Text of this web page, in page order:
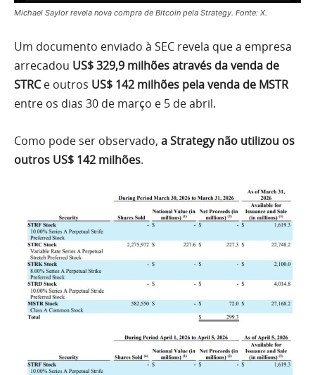
Michael Saylor revela nova compra de Bitcoin pela Strategy. Fonte: X.
Um documento enviado à SEC revela que a empresa
arrecadou US$ 329,9 milhões através da venda de
STRCe outros US$ 142 milhões pela venda de MSTR
entre os dias 30 de março e 5 de abril.
Como pode ser observado, a Strategy não utilizou os
outros US$ 142 milhões.